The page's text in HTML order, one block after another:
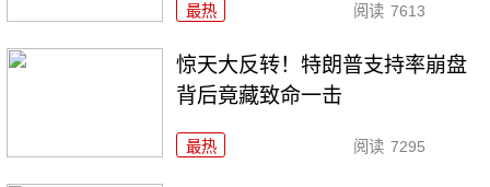
最热 阅读 7613
惊天大反转！特朗普支持率崩盘
背后竟藏致命一击
最热 阅读 7295